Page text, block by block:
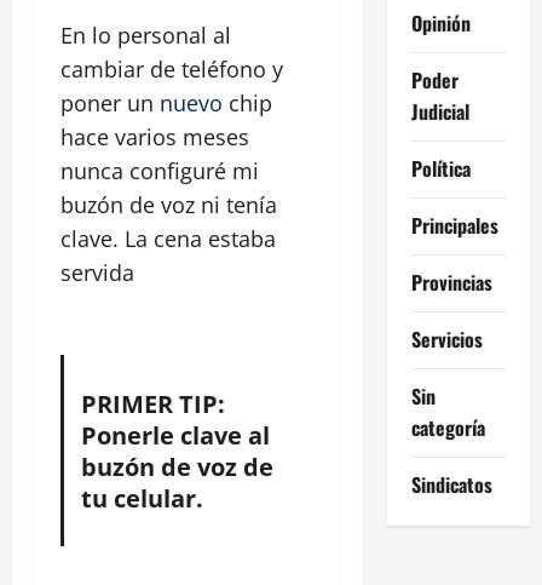
En lo personal al
cambiar de teléfono y
poner un nuevo chip
hace varios meses
nunca configuré mi
buzón de voz ni tenía
clave. La cena estaba
servida
PRIMER TIP:
Ponerle clave al
buzón de voz de
tu celular.
Opinión
Poder
Judicial
Política
Principales
Provincias
Servicios
Sin
categoría
Sindicatos